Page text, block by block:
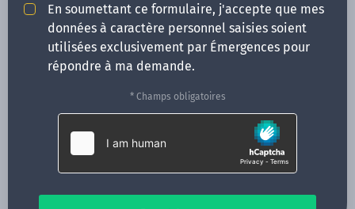
En soumettant ce formulaire, j'accepte que mes
données à caractère personnel saisies soient
utilisées exclusivement par Émergences pour
répondre à ma demande.
* Champs obligatoires
INFOS PRATIQUES
Qui sommes-nous ?
35000 Rennes
02 99 05 25 47
Contactez-nous